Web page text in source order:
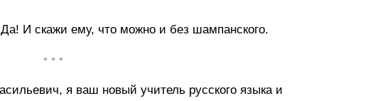
И скажи ему, что можно и без шампанского.
• • •
я ваш новый учитель русского языка и